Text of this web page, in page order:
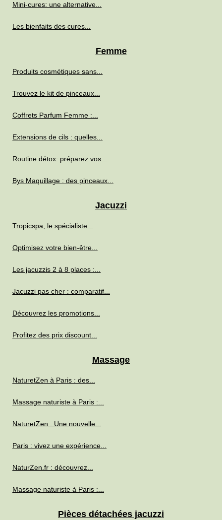
Mini-cures: une alternative...
Les bienfaits des cures...
Femme
Produits cosmétiques sans...
Trouvez le kit de pinceaux...
Coffrets Parfum Femme :...
Extensions de cils : quelles...
Routine détox: préparez vos...
Bys Maquillage : des pinceaux...
Jacuzzi
Tropicspa, le spécialiste...
Optimisez votre bien-être...
Les jacuzzis 2 à 8 places :...
Jacuzzi pas cher : comparatif...
Découvrez les promotions...
Profitez des prix discount...
Massage
NaturetZen à Paris : des...
Massage naturiste à Paris :...
NaturetZen : Une nouvelle...
Paris : vivez une expérience...
NaturZen.fr : découvrez...
Massage naturiste à Paris :...
Pièces détachées jacuzzi